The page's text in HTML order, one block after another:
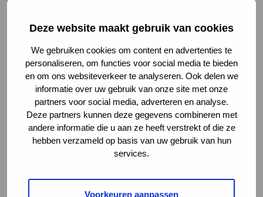
Deze website maakt gebruik van cookies
We gebruiken cookies om content en advertenties te
personaliseren, om functies voor social media te bieden
en om ons websiteverkeer te analyseren. Ook delen we
informatie over uw gebruik van onze site met onze
partners voor social media, adverteren en analyse.
Deze partners kunnen deze gegevens combineren met
andere informatie die u aan ze heeft verstrekt of die ze
hebben verzameld op basis van uw gebruik van hun
services.
Voorkeuren aanpassen
ziekte hebben gemiddeld al minder te besteden dan
anderen. Zie ook:
Spierziekten Nederland: Extra
kosten door beperking drukken flink op
huishoudbudgetDeze link opent in een nieuw tabblad
. Over een mogelijke structurele(re)
oplossing, zal het nieuwe kabinet moeten beslissen.
De verlenging is nu slechts tijdelijk en de kans bestaat
dat de maximering volgend jaar opnieuw bevochten
moet worden.